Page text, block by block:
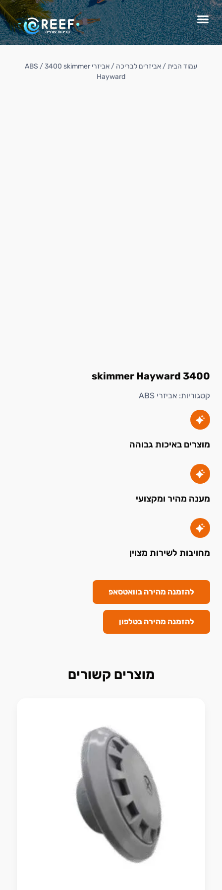
3400 skimmer Hayward
קטגוריות: אביזרי ABS
מוצרים באיכות גבוהה
מענה מהיר ומקצועי
מחויבות לשירות מצוין
להזמנה מהירה בוואטסאפ
להזמנה מהירה בטלפון
עמוד הבית/ אביזרים לבריכה / אביזרי ABS / 3400 skimmer
Hayward
מוצרים קשורים